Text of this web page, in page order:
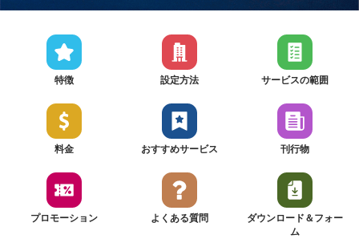
特徴 設定方法 サービスの範囲
料金 おすすめサービス 刊行物
プロモーション よくある質問
ダウンロード＆フォー
ム